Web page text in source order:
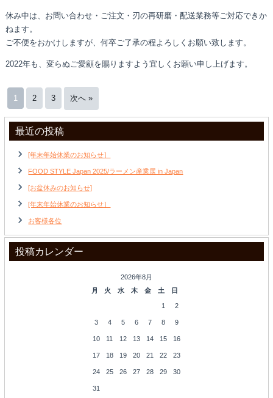
休み中は、お問い合わせ・ご注文・刃の再研磨・配送業務等ご対応できか
ねます。
ご不便をおかけしますが、何卒ご了承の程よろしくお願い致します。
2022年も、変らぬご愛顧を賜りますよう宜しくお願い申し上げます。
1 2 3 次へ »
最近の投稿
[年末年始休業のお知らせ］
FOOD STYLE Japan 2025/ラーメン産業展 in Japan
[お盆休みのお知らせ]
[年末年始休業のお知らせ］
お客様各位
投稿カレンダー
2026年8月
月
火 水 木 金 土 日
1 2
3 4 5 6 7 8 9
10 11 12 13 14 15 16
17 18 19 20 21 22 23
24 25 26 27 28 29 30
31